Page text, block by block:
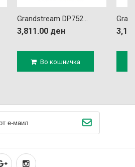
Grandstream DP752...
3,811.00 ден
Во кошничка